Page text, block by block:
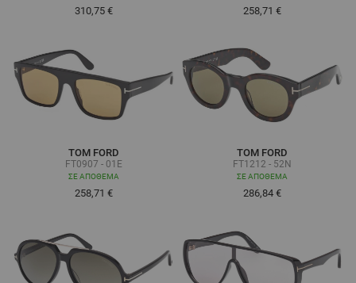
310,75 € 258,71 €
TOM FORD
FT0907 - 01E
ΣΕ ΑΠΌΘΕΜΑ
258,71 €
TOM FORD
FT1212 - 52N
ΣΕ ΑΠΌΘΕΜΑ
286,84 €